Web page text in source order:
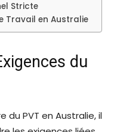
Stricte
Travail en Australie
du
du PVT en Australie, il